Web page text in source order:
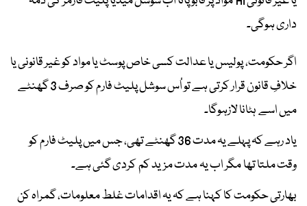
داری ہوگی۔
اگر حکومت، پولیس یا عدالت کسی خاص پوسٹ یا مواد کو غیر قانونی یا
خلافِ قانون قرار کرتی ہے تو اُس سوشل پلیٹ فارم کو صرف 3 گھنٹے
میں اسے ہٹانا لازہوگا۔
یاد رہے کہ پہلے یہ مدت 36 گھنٹے تھی، جس میں پلیٹ فارم کو
وقت ملتا تھا مگر اب یہ مدت مزید کم کردی گئی ہے۔
بھارتی حکومت کا کہنا ہے کہ یہ اقدامات غلط معلومات، گمراہ کن